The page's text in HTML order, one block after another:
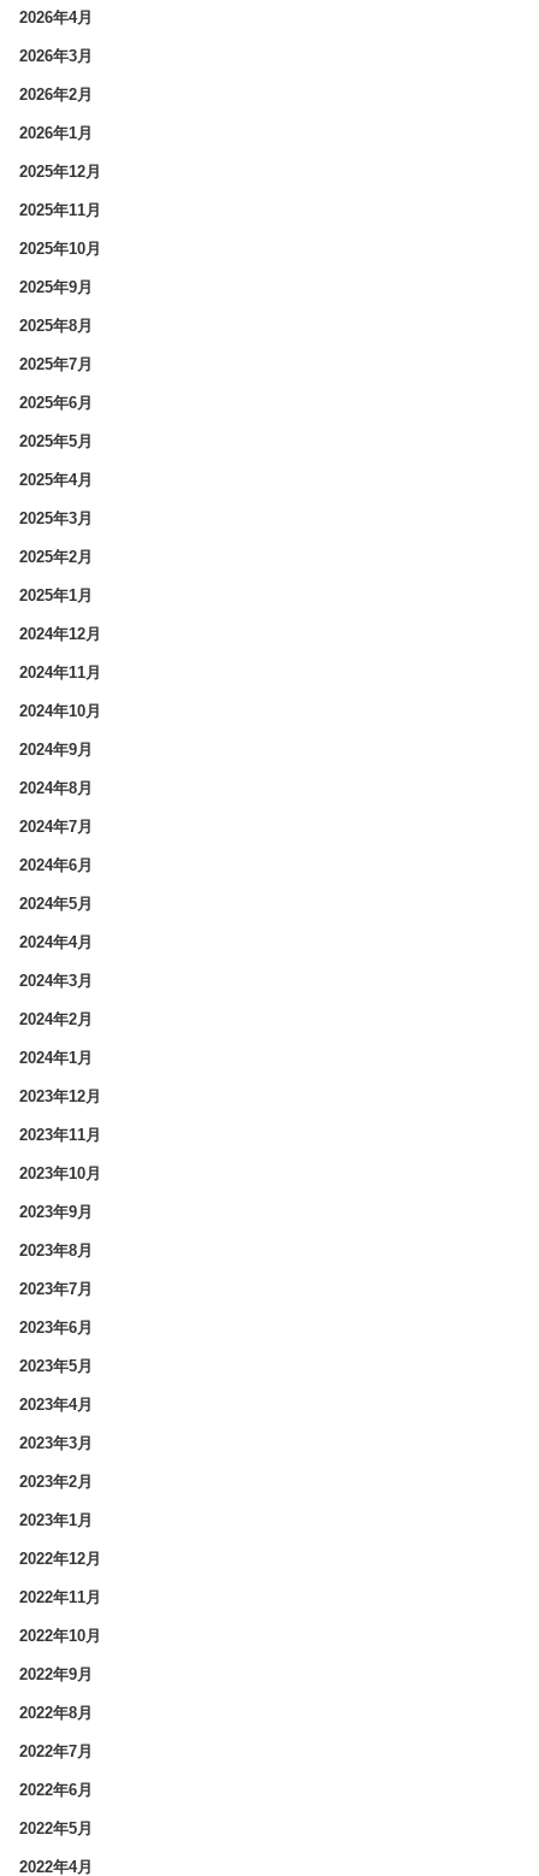
2026年4月
2026年3月
2026年2月
2026年1月
2025年12月
2025年11月
2025年10月
2025年9月
2025年8月
2025年7月
2025年6月
2025年5月
2025年4月
2025年3月
2025年2月
2025年1月
2024年12月
2024年11月
2024年10月
2024年9月
2024年8月
2024年7月
2024年6月
2024年5月
2024年4月
2024年3月
2024年2月
2024年1月
2023年12月
2023年11月
2023年10月
2023年9月
2023年8月
2023年7月
2023年6月
2023年5月
2023年4月
2023年3月
2023年2月
2023年1月
2022年12月
2022年11月
2022年10月
2022年9月
2022年8月
2022年7月
2022年6月
2022年5月
2022年4月